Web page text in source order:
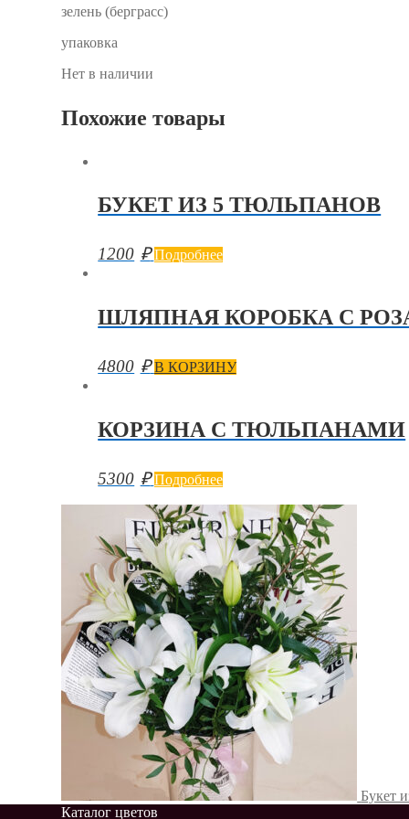
зелень (берграсс)
упаковка
Нет в наличии
Похожие товары
БУКЕТ ИЗ 5 ТЮЛЬПАНОВ
1200 ₽ Подробнее
ШЛЯПНАЯ КОРОБКА С
4800 ₽ В КОРЗИНУ
КОРЗИНА С ТЮЛЬПАНАМИ
5300 ₽ Подробнее
Букет
Каталог цветов